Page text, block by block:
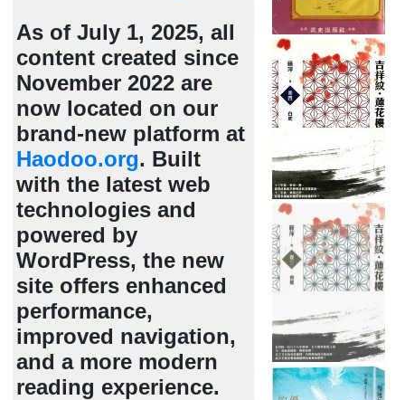
As of July 1, 2025, all
content created since
November 2022 are
now located on our
brand-new platform at
Haodoo.org. Built
with the latest web
technologies and
powered by
WordPress, the new
site offers enhanced
performance,
improved navigation,
and a more modern
reading experience.